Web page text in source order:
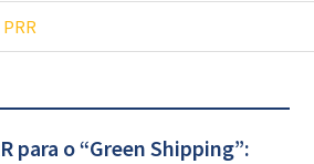
PRR
para o “Green Shipping”: